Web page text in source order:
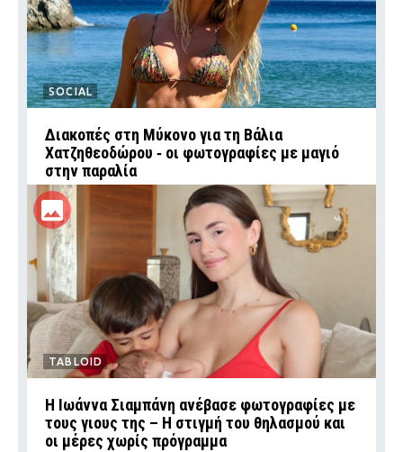
SOCIAL
Διακοπές στη Μύκονο για τη Βάλια
Χατζηθεοδώρου ‑ οι φωτογραφίες με μαγιό
στην παραλία
TABLOID
H Ιωάννα Σιαμπάνη ανέβασε φωτογραφίες με
τους γιους της – Η στιγμή του θηλασμού και
οι μέρες χωρίς πρόγραμμα